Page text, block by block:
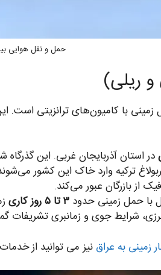
حمل و نقل هوایی
با کامیون‌های ترانزیتی است.
در استان آذربایجان غربی. این
ترکیه وارد خاک این کشور
از بازرگان عبور می‌کند.
با حمل زمینی حدود ۳ تا ۵ روز کاری
شرایط جوی و زمانبری تشریفات
زمینی به عراق نیز می توانید از